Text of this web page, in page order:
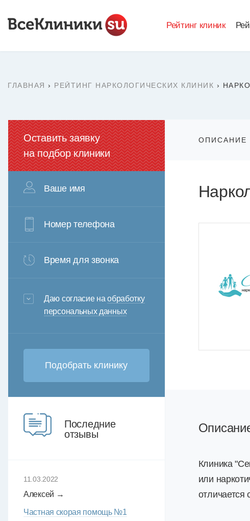
Рейтинг клиник
ГЛАВНАЯ › РЕЙТИНГ НАРКОЛОГИЧЕСКИХ КЛИНИК ›
ОПИСАНИЕ
Клиника
или
Оставить заявку
на подбор клиники
Ваше имя
Номер телефона
Время для звонка
3+6=
Даю согласие наобработку
персональных данных
Последние
отзывы
11.03.2022
Алексей →
Частная скорая помощь №1